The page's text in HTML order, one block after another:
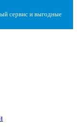
сервис и выгодные